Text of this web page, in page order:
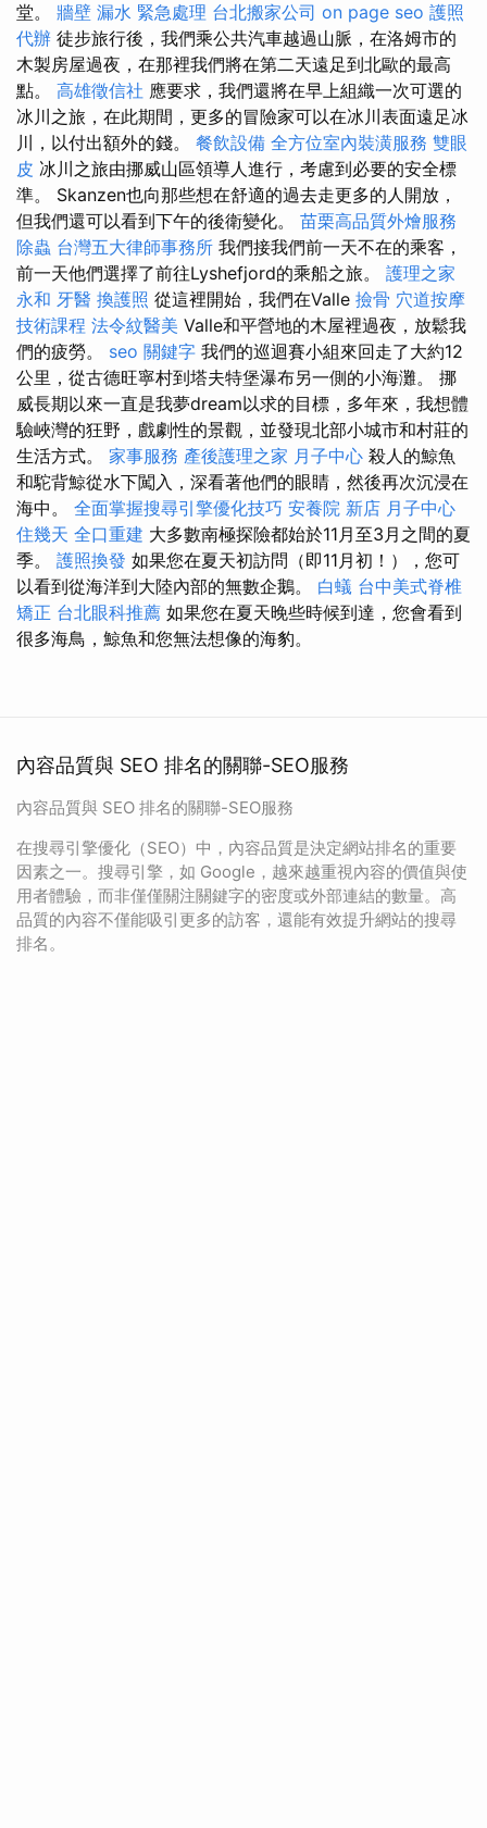
堂。 牆壁 漏水 緊急處理 台北搬家公司 on page seo 護照
代辦 徒步旅行後，我們乘公共汽車越過山脈，在洛姆市的
木製房屋過夜，在那裡我們將在第二天遠足到北歐的最高
點。 高雄徵信社 應要求，我們還將在早上組織一次可選的
冰川之旅，在此期間，更多的冒險家可以在冰川表面遠足冰
川，以付出額外的錢。 餐飲設備 全方位室內裝潢服務 雙眼
皮 冰川之旅由挪威山區領導人進行，考慮到必要的安全標
準。 Skanzen也向那些想在舒適的過去走更多的人開放，
但我們還可以看到下午的後衛變化。 苗栗高品質外燴服務
除蟲 台灣五大律師事務所 我們接我們前一天不在的乘客，
前一天他們選擇了前往Lyshefjord的乘船之旅。 護理之家
永和 牙醫 換護照 從這裡開始，我們在Valle 撿骨 穴道按摩
技術課程 法令紋醫美 Valle和平營地的木屋裡過夜，放鬆我
們的疲勞。 seo 關鍵字 我們的巡迴賽小組來回走了大約12
公里，從古德旺寧村到塔夫特堡瀑布另一側的小海灘。 挪
威長期以來一直是我夢dream以求的目標，多年來，我想體
驗峽灣的狂野，戲劇性的景觀，並發現北部小城市和村莊的
生活方式。 家事服務 產後護理之家 月子中心 殺人的鯨魚
和駝背鯨從水下闖入，深看著他們的眼睛，然後再次沉浸在
海中。 全面掌握搜尋引擎優化技巧 安養院 新店 月子中心
住幾天 全口重建 大多數南極探險都始於11月至3月之間的夏
季。 護照換發 如果您在夏天初訪問（即11月初！），您可
以看到從海洋到大陸內部的無數企鵝。 白蟻 台中美式脊椎
矯正 台北眼科推薦 如果您在夏天晚些時候到達，您會看到
很多海鳥，鯨魚和您無法想像的海豹。
內容品質與 SEO 排名的關聯-SEO服務
內容品質與 SEO 排名的關聯-SEO服務
在搜尋引擎優化（SEO）中，內容品質是決定網站排名的重要
因素之一。搜尋引擎，如 Google，越來越重視內容的價值與使
用者體驗，而非僅僅關注關鍵字的密度或外部連結的數量。高
品質的內容不僅能吸引更多的訪客，還能有效提升網站的搜尋
排名。